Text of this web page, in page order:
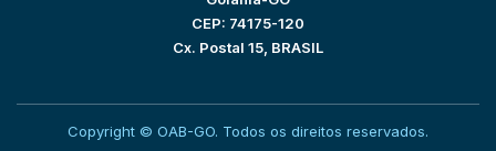
CEP: 74175-120
Cx. Postal 15, BRASIL
Copyright © OAB-GO. Todos os direitos reservados.